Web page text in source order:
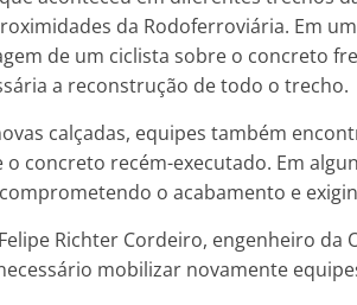
da Rodoferroviária. Em
de um ciclista sobre o concreto
a reconstrução de todo o trecho.
calçadas, equipes também
o concreto recém-executado. Em
o acabamento e
Richter Cordeiro, engenheiro da
mobilizar novamente